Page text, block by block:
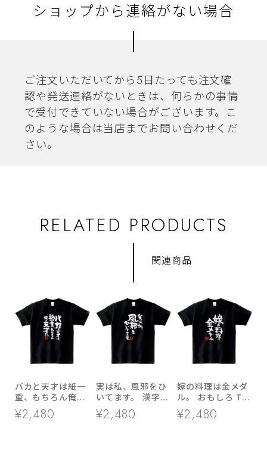
ショップから連絡がない場合
ご注文いただいてから5日たっても注文確
認や発送連絡がないときは、何らかの事情
で受付できていない場合がございます。こ
のような場合は当店までお問い合わせくだ
さい。
RELATED PRODUCTS
関連商品
バカと天才は紙一
重、もちろん俺は
天才だ。 ka400-
88 おもしろ漢字T
¥2,480
実は私、風邪をひ
いてます。 漢字T
シャツ ka400-92
軽度 平熱 風邪 感
¥2,480
嫁の料理は金メダ
ル。 おもしろ Tシ
ャツ ka500-08 料
理自慢 おいしい
¥2,480